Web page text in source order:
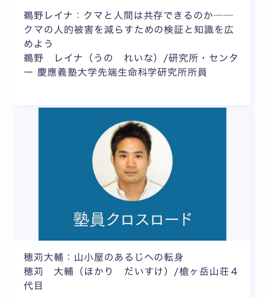
鵜野レイナ：クマと人間は共存できるのか──
クマの人的被害を減らすための検証と知識を広
めよう
鵜野 レイナ（うの れいな）/研究所・センタ
ー 慶應義塾大学先端生命科学研究所所員
穂苅大輔：山小屋のあるじへの転身
穂苅 大輔（ほかり だいすけ）/槍ヶ岳山荘４
代目